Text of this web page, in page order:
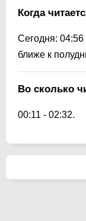
Когда
Сегодня: 04:56
ближе к
Во сколько
00:11 - 02:32.